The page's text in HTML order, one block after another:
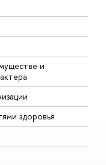
и
здоровья